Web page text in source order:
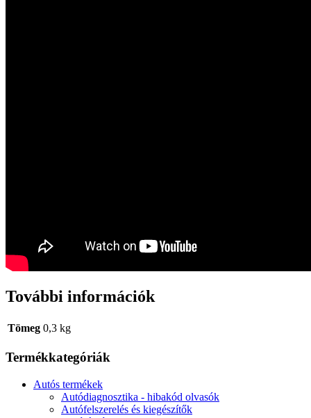
További információk
Tömeg 0,3 kg
Termékkategóriák
Autós termékek
Autódiagnosztika - hibakód olvasók
Autófelszerelés és kiegészítők